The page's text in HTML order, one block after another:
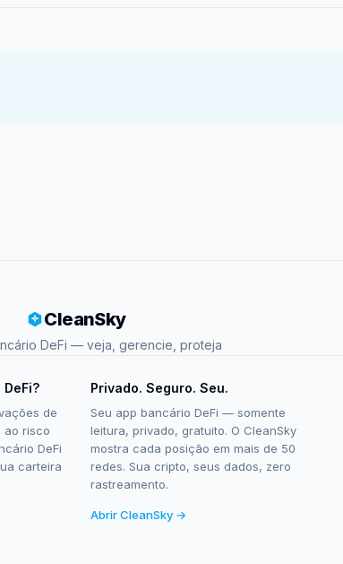
CleanSky
DeFi — veja, gerencie, proteja
de
ao risco
DeFi
carteira
Privado. Seguro. Seu.
Seu app bancário DeFi — somente
leitura, privado, gratuito. O CleanSky
mostra cada posição em mais de 50
redes. Sua cripto, seus dados, zero
rastreamento.
Abrir CleanSky →